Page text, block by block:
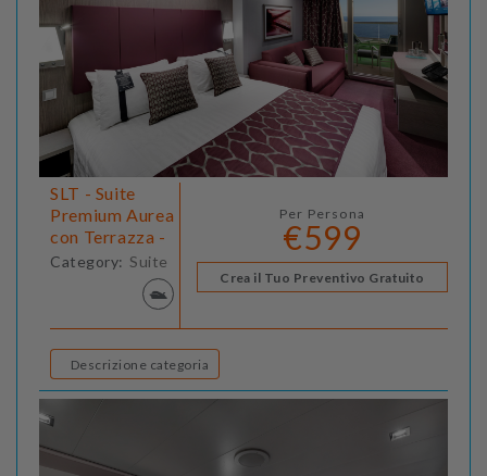
SLT - Suite
Premium Aurea
con Terrazza -
Category: Suite
Per Persona
€599
Crea il Tuo Preventivo Gratuito
Descrizione categoria